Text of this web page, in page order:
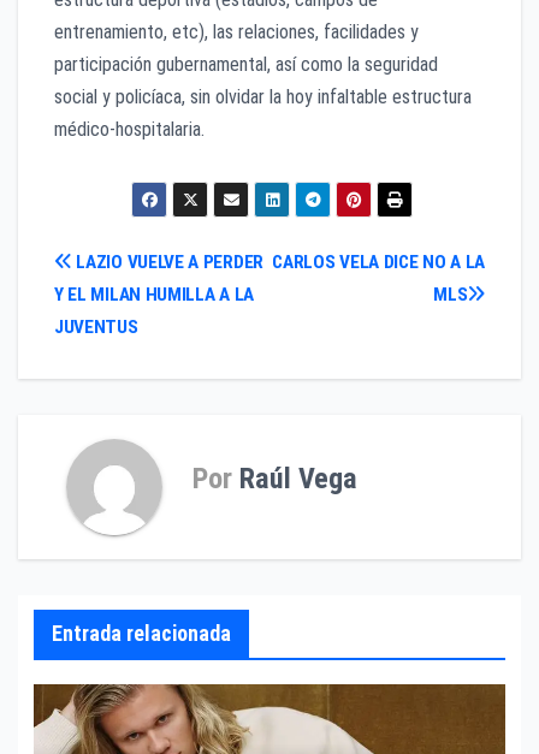
entrenamiento, etc), las relaciones, facilidades y
participación gubernamental, así como la seguridad
social y policíaca, sin olvidar la hoy infaltable estructura
médico-hospitalaria.
Navegación
de
CARLOS VELA DICE NO A LA
MLS
LAZIO VUELVE A PERDER
Y EL MILAN HUMILLA A LA
JUVENTUS
Por Raúl Vega
Entrada relacionada